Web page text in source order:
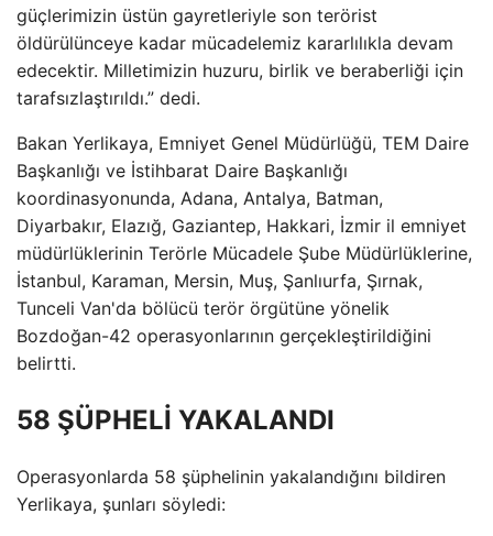
güçlerimizin üstün gayretleriyle son terörist
öldürülünceye kadar mücadelemiz kararlılıkla devam
edecektir. Milletimizin huzuru, birlik ve beraberliği için
tarafsızlaştırıldı.” dedi.
Bakan Yerlikaya, Emniyet Genel Müdürlüğü, TEM Daire
Başkanlığı ve İstihbarat Daire Başkanlığı
koordinasyonunda, Adana, Antalya, Batman,
Diyarbakır, Elazığ, Gaziantep, Hakkari, İzmir il emniyet
müdürlüklerinin Terörle Mücadele Şube Müdürlüklerine,
İstanbul, Karaman, Mersin, Muş, Şanlıurfa, Şırnak,
Tunceli Van'da bölücü terör örgütüne yönelik
Bozdoğan-42 operasyonlarının gerçekleştirildiğini
belirtti.
58 ŞÜPHELİ YAKALANDI
Operasyonlarda 58 şüphelinin yakalandığını bildiren
Yerlikaya, şunları söyledi: